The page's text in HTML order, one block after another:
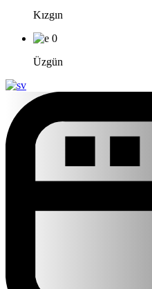
Kızgın
0
Üzgün